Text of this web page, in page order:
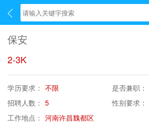
保安
2-3K
学历要求： 不限 是否兼职：
招聘人数： 5 性别要求：
工作地点： 河南许昌魏都区